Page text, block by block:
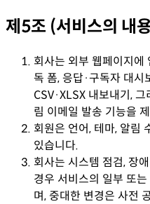
제5조 (서비스의 내
회사는 외부 웹페이지에
독 폼, 응답·구독자 대시
CSV·XLSX 내보내기,
림 이메일 발송 기능을
회원은 언어, 테마, 알림
있습니다.
회사는 시스템 점검, 장
경우 서비스의 일부 또
며, 중대한 변경은 사전